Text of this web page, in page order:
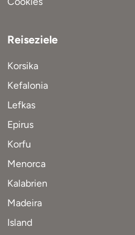
Reiseziele
Korsika
Kefalonia
Lefkas
Epirus
Korfu
Menorca
Kalabrien
Madeira
Island